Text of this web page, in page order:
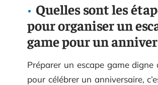
Quelles sont les
pour organiser un
game pour un
Préparer un escape game digne
pour célébrer un anniversaire,